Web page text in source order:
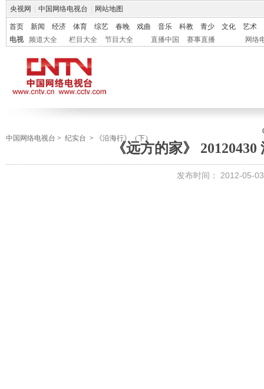
央视网 中国网络电视台 网站地图
首页 新闻 经济 体育 综艺 春晚 戏曲 音乐 科教 青少 文化
艺术
电视
频道大全 栏目大全 节目大全 直播中国 赛事直播 网络
中国网络电视台 > 纪实台 > 《沿海行》（下）
《远方的家》
发布时间： 2012-05-